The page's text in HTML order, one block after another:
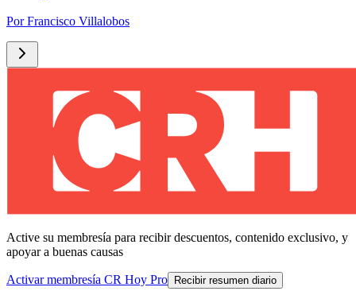
PorFrancisco Villalobos
Active su membresía para recibir descuentos, contenido exclusivo, y
apoyar a buenas causas
Activar membresía CR Hoy Pro Recibir resumen diario